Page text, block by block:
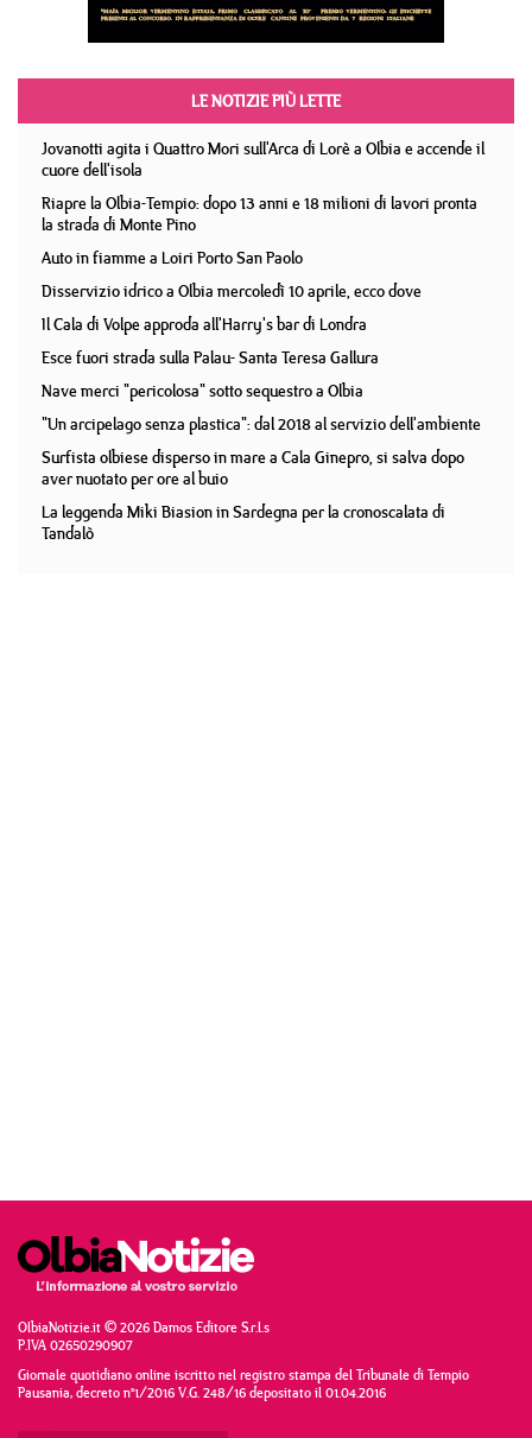
LE NOTIZIE PIÙ LETTE
Jovanotti agita i Quattro Mori sull'Arca di Lorè a Olbia e accende il
cuore dell'isola
Riapre la Olbia-Tempio: dopo 13 anni e 18 milioni di lavori pronta
la strada di Monte Pino
Auto in fiamme a Loiri Porto San Paolo
Disservizio idrico a Olbia mercoledì 10 aprile, ecco dove
Il Cala di Volpe approda all'Harry's bar di Londra
Esce fuori strada sulla Palau- Santa Teresa Gallura
Nave merci "pericolosa" sotto sequestro a Olbia
"Un arcipelago senza plastica": dal 2018 al servizio dell'ambiente
Surfista olbiese disperso in mare a Cala Ginepro, si salva dopo
aver nuotato per ore al buio
La leggenda Miki Biasion in Sardegna per la cronoscalata di
Tandalò
OlbiaNotizie.it © 2026 Damos Editore S.r.l.s
P.IVA 02650290907
Giornale quotidiano online iscritto nel registro stampa del Tribunale di Tempio
Pausania, decreto n°1/2016 V.G. 248/16 depositato il 01.04.2016